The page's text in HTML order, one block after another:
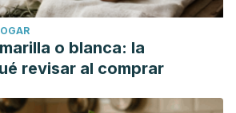
H, Lei X, Zheng J, Cao W. Antioxidant
effects of Schisandra chinensis
induced acute liver damage in mice.
2013 May;55:234-40. doi:
Epub 2012 Nov 28. PMID: 23201450.
o blanca: la
revisar al comprar